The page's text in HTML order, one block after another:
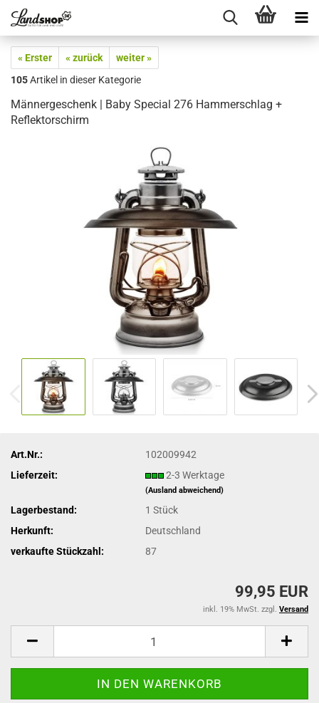
« Erster « zurück
weiter »
105Artikel in dieser Kategorie
Männergeschenk | Baby Special 276 Hammerschlag +
Reflektorschirm
Art.Nr.:
102009942
Lieferzeit:
2-3 Werktage
(Ausland abweichend)
Lagerbestand: 1Stück
Herkunft:
Deutschland
verkaufte Stückzahl:
87
99,95 EUR
inkl. 19% MwSt. zzgl. Versand